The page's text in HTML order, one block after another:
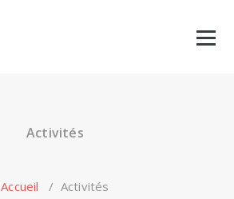
Activités
Accueil / Activités